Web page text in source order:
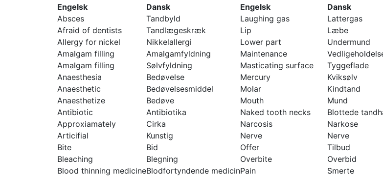
Engelsk
Dansk Engelsk
Dansk
Absces
Tandbyld Laughing gas
Lattergas
Afraid of dentists
Tandlægeskræk Lip
Læbe
Allergy for nickel
Nikkelallergi Lower part
Undermund
Amalgam filling
Amalgamfyldning Maintenance
Amalgam filling
Sølvfyldning Masticating surface
Tyggeflade
Anaesthesia
Bedøvelse Mercury
Kviksølv
Anaesthetic
Bedøvelsesmiddel Molar
Kindtand
Anaesthetize
Bedøve Mouth
Mund
Antibiotic
Antibiotika Naked tooth necks
Blottede
Approxiamately
Cirka Narcosis
Narkose
Articifial
Kunstig Nerve
Nerve
Bite
Bid Offer
Tilbud
Bleaching
Blegning Overbite
Overbid
Blood thinning medicineBlodfortyndende medicinPain
Smerte